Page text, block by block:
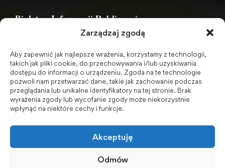
Zarządzaj zgodą
Aby zapewnić jak najlepsze wrażenia, korzystamy z technologii,
takich jak pliki cookie, do przechowywania i/lub uzyskiwania
dostępu do informacji o urządzeniu. Zgoda na te technologie
pozwoli nam przetwarzać dane, takie jak zachowanie podczas
przeglądania lub unikalne identyfikatory na tej stronie. Brak
wyrażenia zgody lub wycofanie zgody może niekorzystnie
wpłynąć na niektóre cechy i funkcje.
Akceptuję
Odmów
Biuletyn Informacji Publicznej
BIP - Biuletyn Informacji Publicznej PWSZ -
archiwum
Social Media